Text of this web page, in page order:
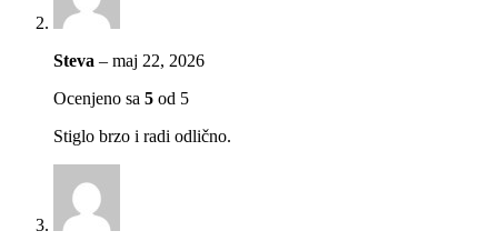
Steva – maj 22, 2026
Ocenjeno sa 5 od 5
Stiglo brzo i radi odlično.